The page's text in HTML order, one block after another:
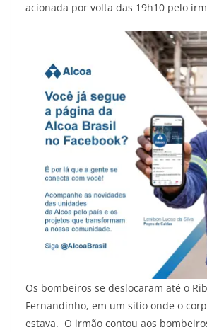
acionada por volta das 19h10 pelo
Os bombeiros se deslocaram até o
Fernandinho, em um sítio onde o
estava. O irmão contou aos